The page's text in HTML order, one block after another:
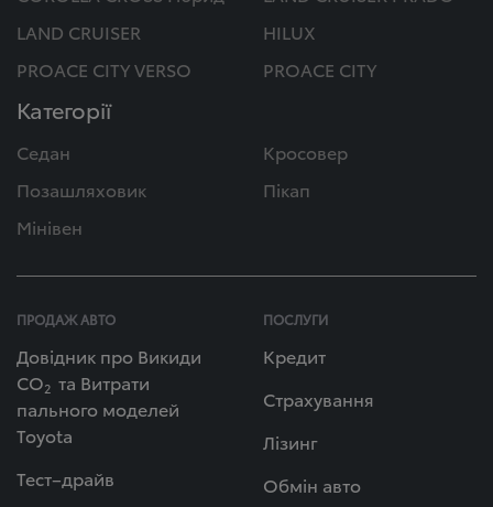
LAND CRUISER
HILUX
PROACE CITY VERSO
PROACE CITY
Категорії
Седан
Кросовер
Позашляховик
Пікап
Мінівен
ПРОДАЖ АВТО
Довідник про Викиди
СО2 та Витрати
пального моделей
Toyota
Тест–драйв
ПОСЛУГИ
Кредит
Страхування
Лізинг
Обмін авто